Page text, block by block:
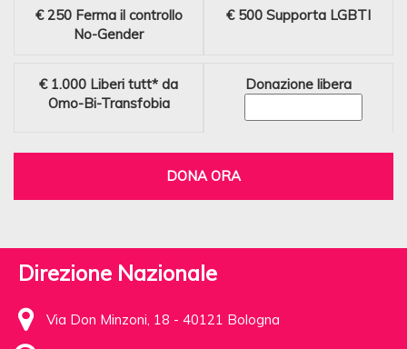
€ 250 Ferma il controllo
No-Gender
€ 500 Supporta LGBTI
€ 1.000 Liberi tutt* da
Omo-Bi-Transfobia
Donazione libera
DONA ORA
Direzione Nazionale
Via Don Minzoni, 18 - 40121 Bologna